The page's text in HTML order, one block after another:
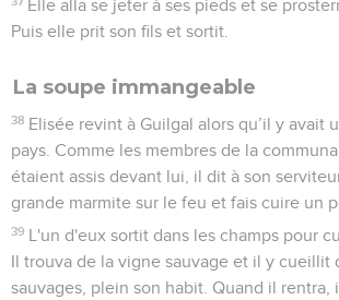
Elle alla se jeter à ses pieds et se
Puis elle prit son fils et sortit.
La soupe immangeable
38 Elisée revint à Guilgal alors qu’il y avait
pays. Comme les membres de la
étaient assis devant lui, il dit à son
grande marmite sur le feu et fais cuire un
39 L'un d'eux sortit dans les champs pour
Il trouva de la vigne sauvage et il y cueillit
sauvages, plein son habit. Quand il rentra,